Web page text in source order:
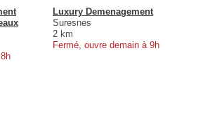
Luxury Demenagement
Suresnes
2 km
Fermé, ouvre demain à 9h